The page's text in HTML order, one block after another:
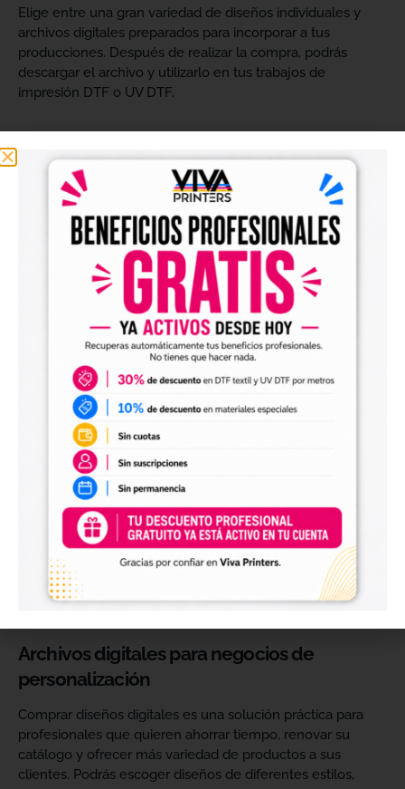
Elige entre una gran variedad de diseños individuales y
archivos digitales preparados para incorporar a tus
producciones. Después de realizar la compra, podrás
descargar el archivo y utilizarlo en tus trabajos de
impresión DTF o UV DTF.
Nuestrosdiseños digitales para DTF
son ideales para
crear camisetas, sudaderas, tote bags, ropa infantil,
prendas promocionales y otros productos textiles
personalizados.
Los archivos están pensados para facilitar la preparación
de tus impresiones y ayudarte a crear nuevas colecciones
sin tener que diseñar cada imagen desde cero. Solo
tendrás que adaptar el tamaño a tus necesidades, preparar
el archivo en tu programa de impresión y producirlo con tu
maquinaria DTF.
Diseños digitales para impresión UV DTF
También encontrarás
perfectos para personalizar vasos, botellas, termos, cajas,
envases, artículos promocionales y otras superficies rígidas
Estos diseños permiten incorporar nuevas opciones a tu
catálogo de personalización de objetos y preparar
producciones propias utilizando tu impresora UV DTF o tu
proveedor habitual de impresión.
Archivos digitales para negocios de
personalización
Comprar diseños digitales es una solución práctica para
profesionales que quieren ahorrar tiempo, renovar su
catálogo y ofrecer más variedad de productos a sus
clientes. Podrás escoger diseños de diferentes estilos,